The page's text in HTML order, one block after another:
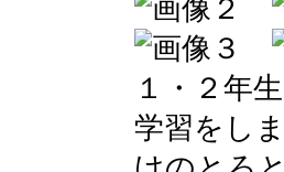
１・２年
学習をし